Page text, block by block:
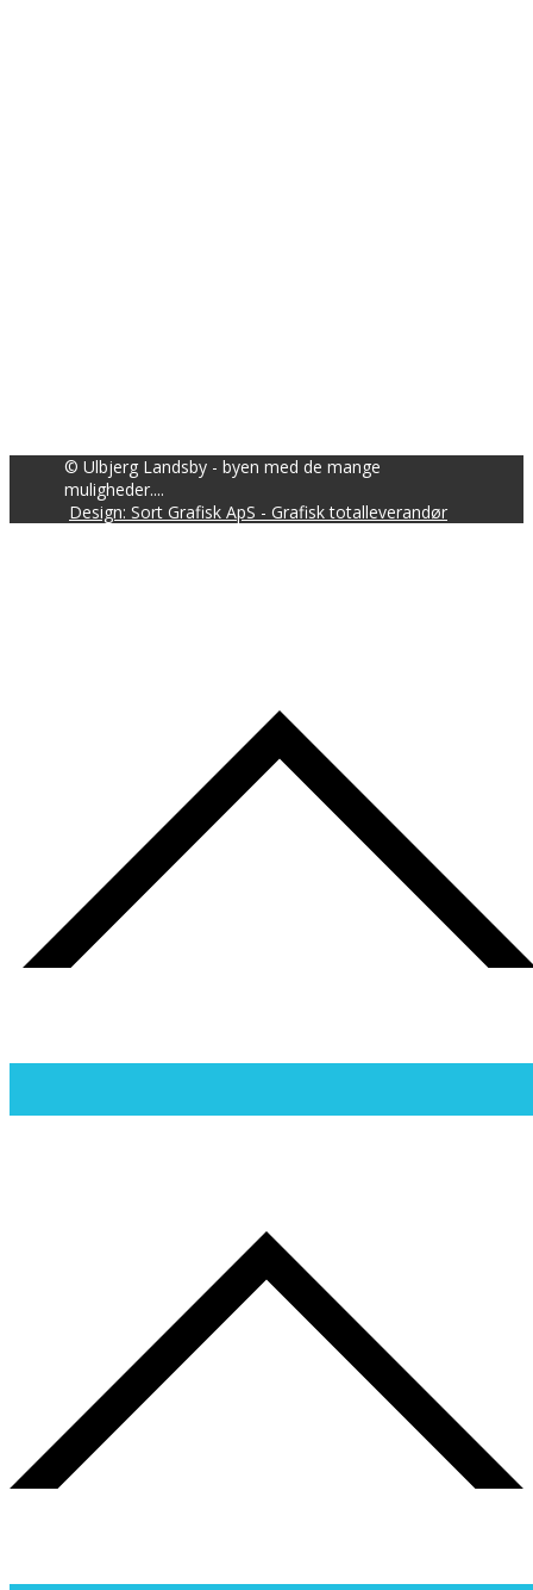
© Ulbjerg Landsby - byen med de mange
muligheder....
Design: Sort Grafisk ApS - Grafisk totalleverandør